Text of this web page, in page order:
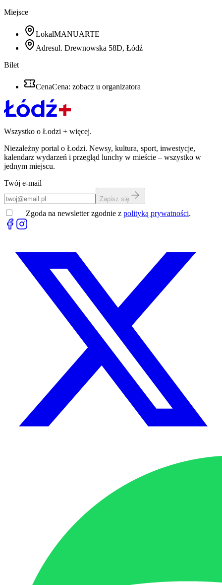
Miejsce
LokalMANUARTE
Adresul. Drewnowska 58D, Łódź
Bilet
CenaCena: zobacz u organizatora
Wszystko o Łodzi + więcej.
Niezależny portal o Łodzi. Newsy, kultura, sport, inwestycje,
kalendarz wydarzeń i przegląd lunchy w mieście – wszystko w
jednym miejscu.
Twój e-mail
Zapisz się
Zgoda na newsletter zgodnie z polityką prywatności.